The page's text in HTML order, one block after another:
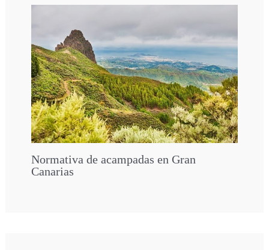
Normativa de acampadas en Gran
Canarias